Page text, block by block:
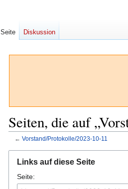
Seiten, die auf
← Vorstand/Protokolle/2023-10-11
Navigation
springen
Suche
springen
Links auf diese Seite
Seite:
Seite Diskussion